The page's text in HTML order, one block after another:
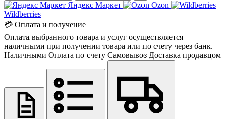
Яндекс Маркет
Ozon
Wildberries
💳 Оплата и получение
Оплата выбранного товара и услуг осуществляется
наличными при получении товара или по счету через банк.
Наличными Оплата по счету Самовывоз Доставка продавцом